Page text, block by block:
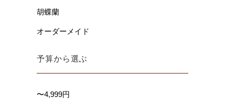
胡蝶蘭
オーダーメイド
予算から選ぶ
〜4,999円